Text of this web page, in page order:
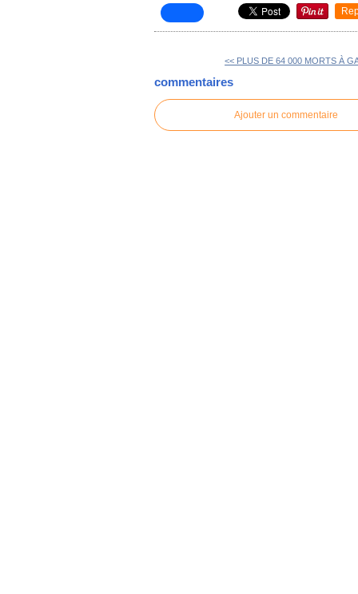
<< PLUS DE 64 000 MORTS À
commentaires
Ajouter un commentaire